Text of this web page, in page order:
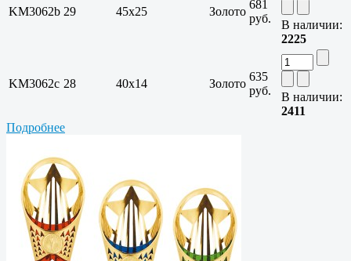
KM3062b 29 45х25 Золото
681
руб.
В наличии:
2225
KM3062c 28 40х14 Золото
635
руб.
В наличии:
2411
Подробнее